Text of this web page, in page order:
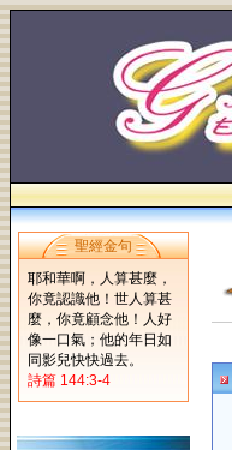
聖經金句
耶和華啊，人算甚麼，
你竟認識他！世人算甚
麼，你竟顧念他！人好
像一口氣；他的年日如
同影兒快快過去。
詩篇 144:3-4